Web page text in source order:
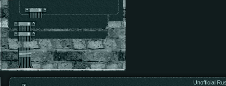
Unofficial